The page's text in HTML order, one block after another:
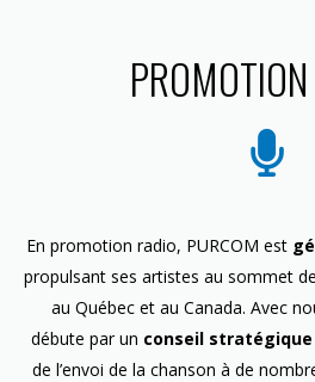
En promotion radio, PURCOM est
propulsant ses artistes au sommet
au Québec et au Canada. Avec
débute par un conseil stratégique
de l’envoi de la chanson à de